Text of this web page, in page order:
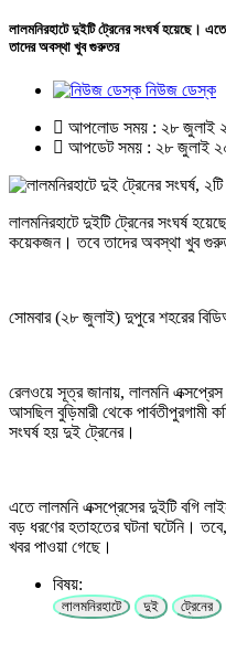
লালমনিরহাটে দুইটি ট্রেনের সংঘর্ষ
তাদের অবস্থা খুব গুরুতর
নিউজ ডেস্ক
আপলোড সময় : ২৮ জুলাই
আপডেট সময় : ২৮ জুলাই
লালমনিরহাটে দুইটি ট্রেনের সংঘর্ষ
কয়েকজন। তবে তাদের অবস্থা খুব
সোমবার (২৮ জুলাই) দুপুরে শহরের
রেলওয়ে সূত্র জানায়, লালমনি এক্সপ্রেস
আসছিল বুড়িমারী থেকে পার্বতীপুরগামী
সংঘর্ষ হয় দুই ট্রেনের।
এতে লালমনি এক্সপ্রেসের দুইটি বগি
বড় ধরণের হতাহতের ঘটনা ঘটেনি।
খবর পাওয়া গেছে।
বিষয়:
লালমনিরহাটে দুই ট্রেনের